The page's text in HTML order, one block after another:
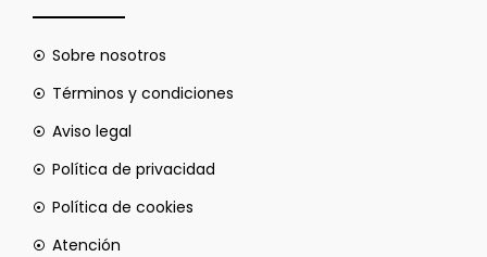
Sobre nosotros
Términos y condiciones
Aviso legal
Política de privacidad
Política de cookies
Atención